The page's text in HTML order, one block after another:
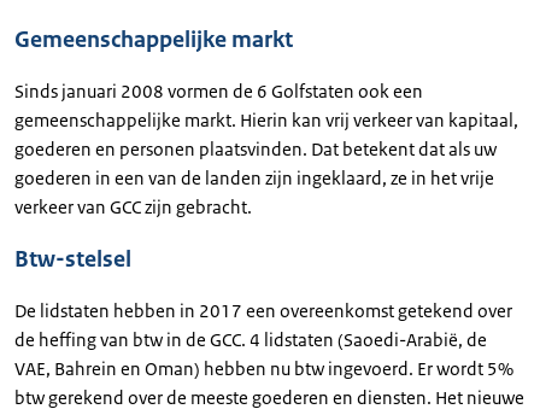
Gemeenschappelijke markt
Sinds januari 2008 vormen de 6 Golfstaten ook een
gemeenschappelijke markt. Hierin kan vrij verkeer van kapitaal,
goederen en personen plaatsvinden. Dat betekent dat als uw
goederen in een van de landen zijn ingeklaard, ze in het vrije
verkeer van GCC zijn gebracht.
Btw-stelsel
De lidstaten hebben in 2017 een overeenkomst getekend over
de heffing van btw in de GCC. 4 lidstaten (Saoedi-Arabië, de
VAE, Bahrein en Oman) hebben nu btw ingevoerd. Er wordt 5%
btw gerekend over de meeste goederen en diensten. Het nieuwe